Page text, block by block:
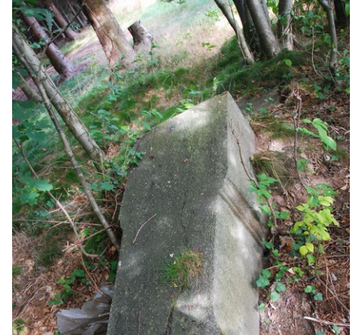
Kříž jižně od Bukolu
Kříž na návsi v Bukolu
Centrální kříž hřbitova v Hrobčicích
Kříž u silnice z Chouče do Mirošovic
Centrální kříž hřbitova v Chouči
Kříž na rozcestí v Záluží
Kříž v ulici V Zátiší v Dobříni
Boží muka u domu čp. 392 na rohu ulic Na
Hradčanech a Palackého v Roudnici nad
Labem
Kříž v centru Liběšic
Kříž na návsi v Chouči
Boží muka na rozcestí východně od Chouče
Kříž na návsi v Lužici